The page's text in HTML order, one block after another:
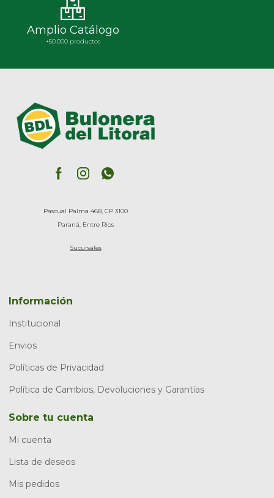
Amplio Catálogo
+50.000 productos
Pascual Palma 468, CP 3100
Paraná, Entre Rios
Sucursales
Información
Institucional
Envios
Políticas de Privacidad
Política de Cambios, Devoluciones y Garantías
Sobre tu cuenta
Mi cuenta
Lista de deseos
Mis pedidos